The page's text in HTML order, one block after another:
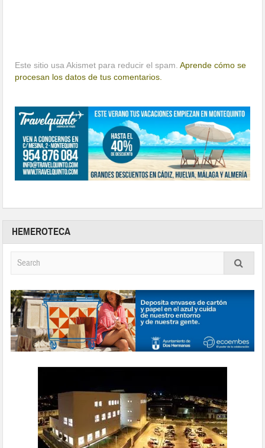
Este sitio usa Akismet para reducir el spam.Aprende cómo se
procesan los datos de tus comentarios.
HEMEROTECA